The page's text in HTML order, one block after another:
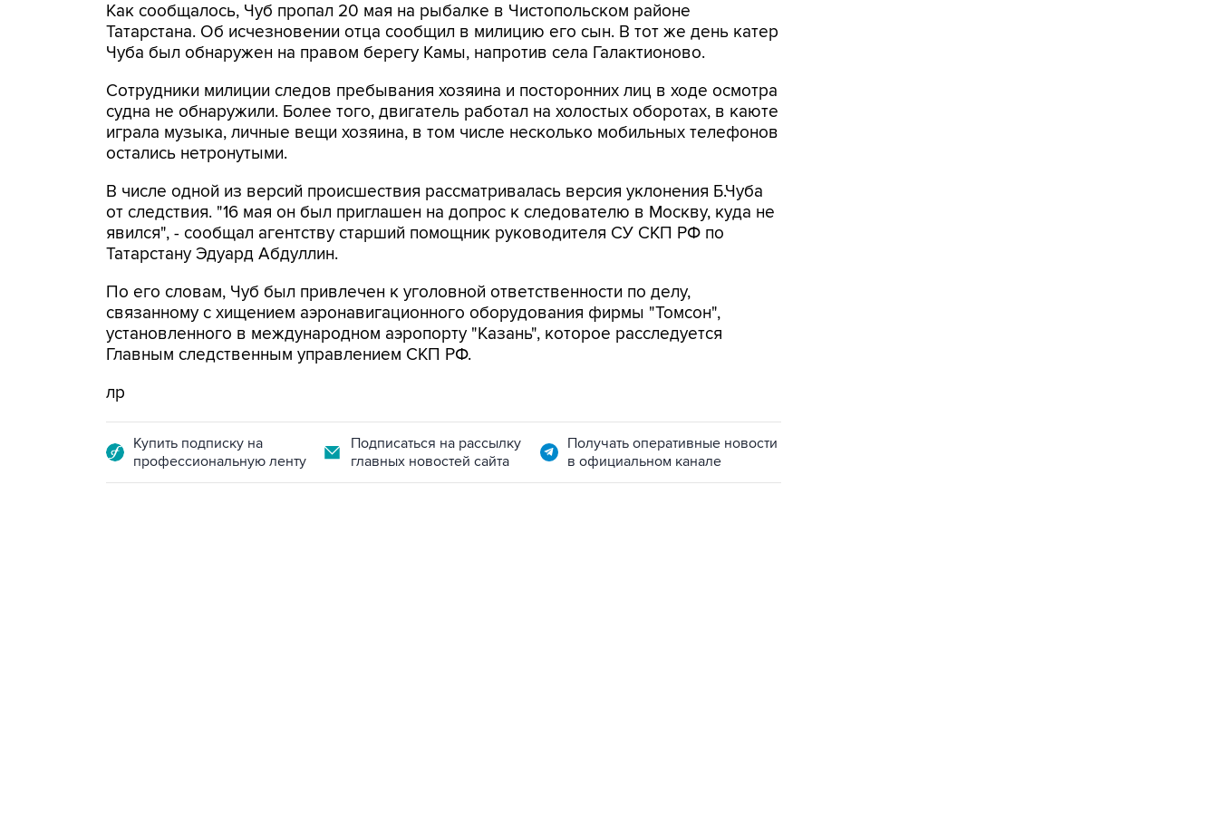
Как сообщалось, Чуб пропал 20 мая на рыбалке в Чистопольском районе
Татарстана. Об исчезновении отца сообщил в милицию его сын. В тот же день катер
Чуба был обнаружен на правом берегу Камы, напротив села Галактионово.
Сотрудники милиции следов пребывания хозяина и посторонних лиц в ходе осмотра
судна не обнаружили. Более того, двигатель работал на холостых оборотах, в каюте
играла музыка, личные вещи хозяина, в том числе несколько мобильных телефонов
остались нетронутыми.
В числе одной из версий происшествия рассматривалась версия уклонения Б.Чуба
от следствия. "16 мая он был приглашен на допрос к следователю в Москву, куда не
явился", - сообщал агентству старший помощник руководителя СУ СКП РФ по
Татарстану Эдуард Абдуллин.
По его словам, Чуб был привлечен к уголовной ответственности по делу,
связанному с хищением аэронавигационного оборудования фирмы "Томсон",
установленного в международном аэропорту "Казань", которое расследуется
Главным следственным управлением СКП РФ.
лр
Купить подписку на
профессиональную ленту
Подписаться на рассылку
главных новостей сайта
Получать оперативные новости
в официальном канале